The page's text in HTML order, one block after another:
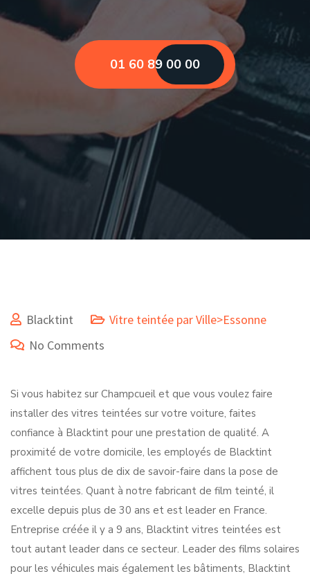
01 60 89 00 00
Blacktint
Vitre teintée par Ville>Essonne
No Comments
Si vous habitez sur Champcueil et que vous voulez faire
installer des vitres teintées sur votre voiture, faites
confiance à Blacktint pour une prestation de qualité. A
proximité de votre domicile, les employés de Blacktint
affichent tous plus de dix de savoir-faire dans la pose de
vitres teintées. Quant à notre fabricant de film teinté, il
excelle depuis plus de 30 ans et est leader en France.
Entreprise créée il y a 9 ans, Blacktint vitres teintées est
tout autant leader dans ce secteur. Leader des films solaires
pour les véhicules mais également les bâtiments, Blacktint